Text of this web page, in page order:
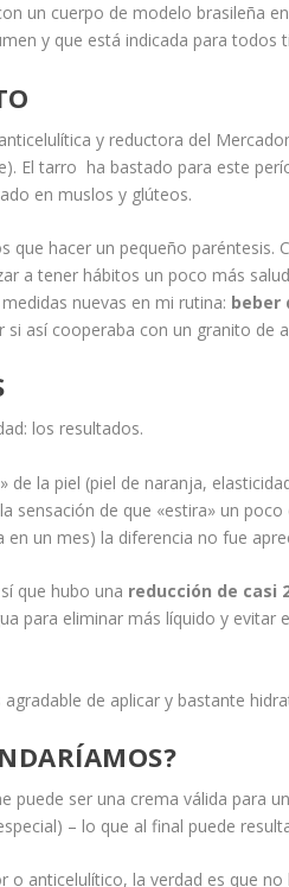
un cuerpo de modelo brasileña
y que está indicada para todos
y reductora del
El tarro ha bastado para este
en muslos y glúteos.
que hacer un pequeño
a tener hábitos un poco más
nuevas en mi rutina: beber
si así cooperaba con un granito de
los resultados.
de la piel (piel de naranja,
sensación de que «estira» un
en un mes) la diferencia no fue
que hubo una reducción de casi
para eliminar más líquido y
de aplicar y bastante
puede ser una crema válida para
– lo que al final puede
o anticelulítico, la verdad es que